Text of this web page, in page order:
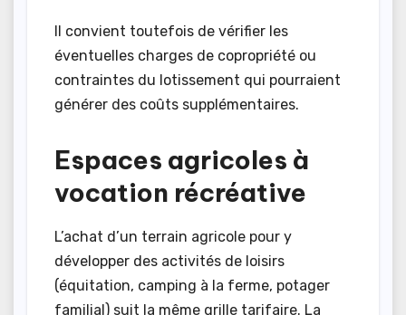
Il convient toutefois de vérifier les
éventuelles charges de copropriété ou
contraintes du lotissement qui pourraient
générer des coûts supplémentaires.
Espaces agricoles à
vocation récréative
L’achat d’un terrain agricole pour y
développer des activités de loisirs
(équitation, camping à la ferme, potager
familial) suit la même grille tarifaire. La